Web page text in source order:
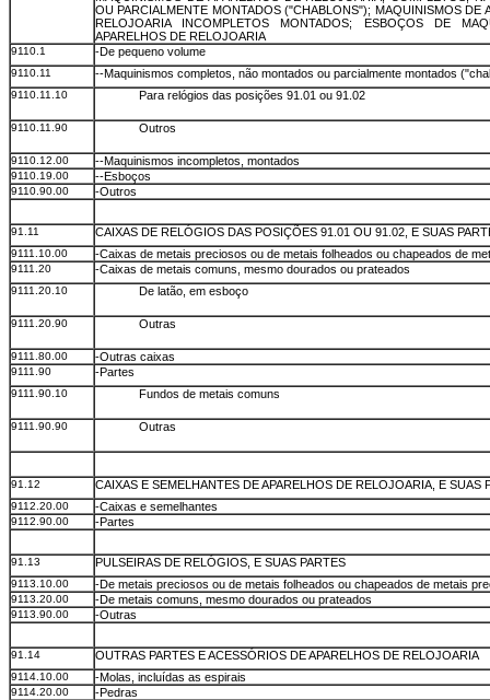
OU PARCIALMENTE MONTADOS ("CHABLONS"); MAQUINISMOS DE
RELOJOARIA INCOMPLETOS MONTADOS; ESBOÇOS DE
APARELHOS DE RELOJOARIA
9110.1 -De pequeno volume
9110.11 --Maquinismos completos, não montados ou parcialmente montados
9110.11.10 Para relógios das posições 91.01 ou 91.02
9110.11.90 Outros
9110.12.00 --Maquinismos incompletos, montados
9110.19.00 --Esboços
9110.90.00 -Outros
91.11 CAIXAS DE RELÓGIOS DAS POSIÇÕES 91.01 OU 91.02, E SUAS
9111.10.00 -Caixas de metais preciosos ou de metais folheados ou chapeados de
9111.20 -Caixas de metais comuns, mesmo dourados ou prateados
9111.20.10 De latão, em esboço
9111.20.90 Outras
9111.80.00 -Outras caixas
9111.90 -Partes
9111.90.10 Fundos de metais comuns
9111.90.90 Outras
91.12 CAIXAS E SEMELHANTES DE APARELHOS DE RELOJOARIA, E SUAS
9112.20.00 -Caixas e semelhantes
9112.90.00 -Partes
91.13 PULSEIRAS DE RELÓGIOS, E SUAS PARTES
9113.10.00 -De metais preciosos ou de metais folheados ou chapeados de metais
9113.20.00 -De metais comuns, mesmo dourados ou prateados
9113.90.00 -Outras
91.14 OUTRAS PARTES E ACESSÓRIOS DE APARELHOS DE RELOJOARIA
9114.10.00 -Molas, incluídas as espirais
9114.20.00 -Pedras